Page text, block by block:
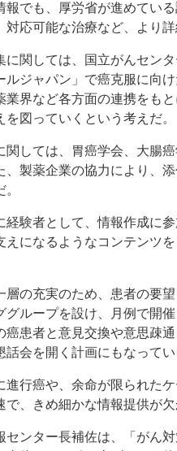
でも、厚労省が進めてい
応可能な治療など、より
関しては、国立がんセン
ルジャパン」で癌克服に向
業界など各方面の連携をも
図っていくという考えだ。
しては、胃癌学会、大腸
、製薬企業の協力により、
験者として、情報作成に
えになるようなコンテンツ
の充実のため、患者の要
グループを設け、月例で開
癌患者と意見交換や意思疎
会を開く計画にもなってい
行癌や、余命が限られた
、きめ細かな情報提供が欠
ンター長補佐は、「がん